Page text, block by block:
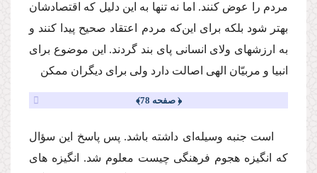
مردم را عوض كنند. اما نه تنها به این دلیل كه اقتصادشان
بهتر شود بلكه براى این‌كه مردم اعتقاد صحیح پیدا كنند و
به ارزشهاى ولاى انسانى پاى بند گردند. این موضوع براى
انبیا و مربیّان الهى اصالت دارد ولى براى دیگران ممكن
﴿ صفحه 78﴾
است جنبه وسیله‌اى داشته باشد. پس پاسخ این سؤال
كه انگیزه هجوم فرهنگى چیست معلوم شد. انگیزه هاى